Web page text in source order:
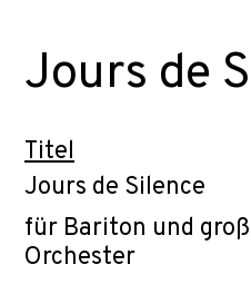
Jours de
Titel
Jours de Silence
für Bariton und
Orchester